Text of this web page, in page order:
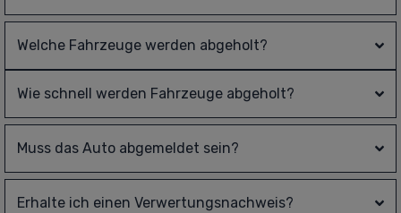
Welche Fahrzeuge werden abgeholt?
Wie schnell werden Fahrzeuge abgeholt?
Muss das Auto abgemeldet sein?
Erhalte ich einen Verwertungsnachweis?